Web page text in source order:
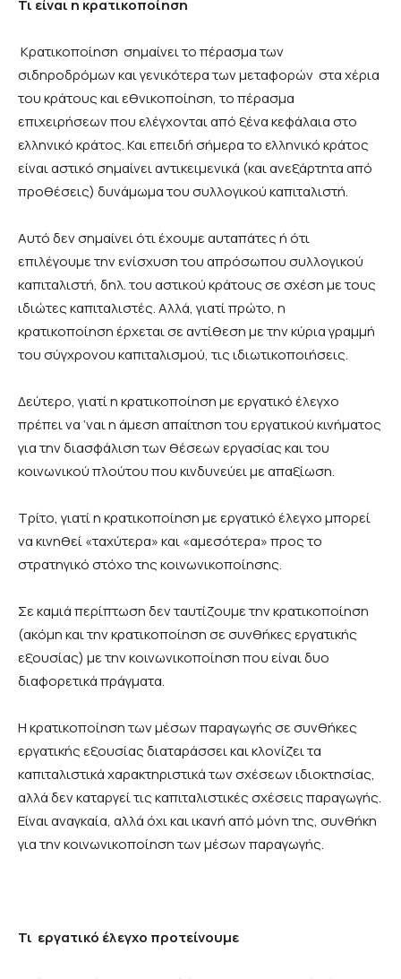
Τι είναι η κρατικοποίηση
Κρατικοποίηση σημαίνει το πέρασμα των
σιδηροδρόμων και γενικότερα των μεταφορών στα χέρια
του κράτους και εθνικοποίηση, το πέρασμα
επιχειρήσεων που ελέγχονται από ξένα κεφάλαια στο
ελληνικό κράτος. Και επειδή σήμερα το ελληνικό κράτος
είναι αστικό σημαίνει αντικειμενικά (και ανεξάρτητα από
προθέσεις) δυνάμωμα του συλλογικού καπιταλιστή.
Αυτό δεν σημαίνει ότι έχουμε αυταπάτες ή ότι
επιλέγουμε την ενίσχυση του απρόσωπου συλλογικού
καπιταλιστή, δηλ. του αστικού κράτους σε σχέση με τους
ιδιώτες καπιταλιστές. Αλλά, γιατί πρώτο, η
κρατικοποίηση έρχεται σε αντίθεση με την κύρια γραμμή
του σύγχρονου καπιταλισμού, τις ιδιωτικοποιήσεις.
Δεύτερο, γιατί η κρατικοποίηση με εργατικό έλεγχο
πρέπει να ‘ναι η άμεση απαίτηση του εργατικού κινήματος
για την διασφάλιση των θέσεων εργασίας και του
κοινωνικού πλούτου που κινδυνεύει με απαξίωση.
Τρίτο, γιατί η κρατικοποίηση με εργατικό έλεγχο μπορεί
να κινηθεί «ταχύτερα» και «αμεσότερα» προς το
στρατηγικό στόχο της κοινωνικοποίησης.
Σε καμιά περίπτωση δεν ταυτίζουμε την κρατικοποίηση
(ακόμη και την κρατικοποίηση σε συνθήκες εργατικής
εξουσίας) με την κοινωνικοποίηση που είναι δυο
διαφορετικά πράγματα.
Η κρατικοποίηση των μέσων παραγωγής σε συνθήκες
εργατικής εξουσίας διαταράσσει και κλονίζει τα
καπιταλιστικά χαρακτηριστικά των σχέσεων ιδιοκτησίας,
αλλά δεν καταργεί τις καπιταλιστικές σχέσεις παραγωγής.
Είναι αναγκαία, αλλά όχι και ικανή από μόνη της, συνθήκη
για την κοινωνικοποίηση των μέσων παραγωγής.
Τι εργατικό έλεγχο προτείνουμε